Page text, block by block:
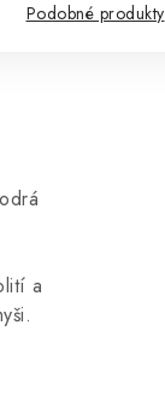
Podobné produkty
a